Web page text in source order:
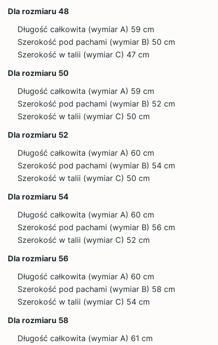
Dla rozmiaru 48
Długość całkowita (wymiar A) 59 cm
Szerokość pod pachami (wymiar B) 50 cm
Szerokość w talii (wymiar C) 47 cm
Dla rozmiaru 50
Długość całkowita (wymiar A) 59 cm
Szerokość pod pachami (wymiar B) 52 cm
Szerokość w talii (wymiar C) 50 cm
Dla rozmiaru 52
Długość całkowita (wymiar A) 60 cm
Szerokość pod pachami (wymiar B) 54 cm
Szerokość w talii (wymiar C) 50 cm
Dla rozmiaru 54
Długość całkowita (wymiar A) 60 cm
Szerokość pod pachami (wymiar B) 56 cm
Szerokość w talii (wymiar C) 52 cm
Dla rozmiaru 56
Długość całkowita (wymiar A) 60 cm
Szerokość pod pachami (wymiar B) 58 cm
Szerokość w talii (wymiar C) 54 cm
Dla rozmiaru 58
Długość całkowita (wymiar A) 61 cm